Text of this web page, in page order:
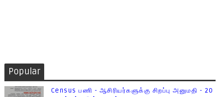
Popular
Census பணி - ஆசிரியர்களுக்கு சிறப்பு அனுமதி - 20